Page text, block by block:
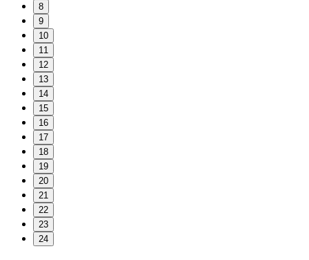
8
9
10
11
12
13
14
15
16
17
18
19
20
21
22
23
24